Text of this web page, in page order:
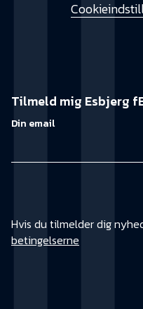
Tilmeld mig Esbjerg
Din email
Hvis du tilmelder dig
betingelserne